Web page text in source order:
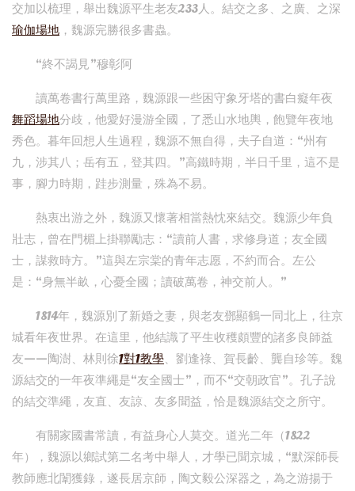
交加以梳理，舉出魏源平生老友233人。結交之多、之廣、之深
瑜伽場地 ，魏源完勝很多書蟲。
“終不謁見”穆彰阿
讀萬卷書行萬里路，魏源跟一些困守象牙塔的書白癡年夜
舞蹈場地分歧，他愛好漫游全國，了悉山水地輿，飽覽年夜地
秀色。暮年回想人生過程，魏源不無自得，夫子自道：“州有
九，涉其八；岳有五，登其四。”高鐵時期，半日千里，這不是
事，腳力時期，跬步測量，殊為不易。
熱衷出游之外，魏源又懷著相當熱忱來結交。魏源少年負
壯志，曾在門楣上掛聯勵志：“讀前人書，求修身道；友全國
士，謀救時方。”這與左宗棠的青年志愿，不約而合。左公
是：“身無半畝，心憂全國；讀破萬卷，神交前人。”
1814年，魏源別了新婚之妻，與老友鄧顯鶴一同北上，往京
城看年夜世界。在這里，他結識了平生收穫頗豐的諸多良師益
友——陶澍、林則徐1對1教學、劉逢祿、賀長齡、龔自珍等。魏
源結交的一年夜準繩是“友全國士”，而不“交朝政官”。孔子說
的結交準繩，友直、友諒、友多聞益，恰是魏源結交之所守。
有關家國書常讀，有益身心人莫交。道光二年（1822
年），魏源以鄉試第二名考中舉人，才學已聞京城，“默深師長
教師應北闈獲錄，遂長居京師，陶文毅公深器之，為之游揚于